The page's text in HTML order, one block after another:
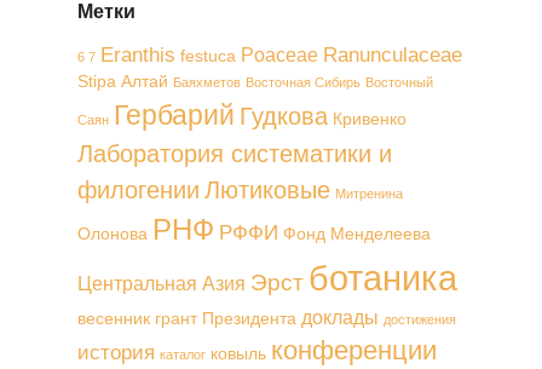
Метки
6 7 Eranthis festuca Poaceae Ranunculaceae
Stipa Алтай Баяхметов Восточная Сибирь Восточный
Саян Гербарий Гудкова Кривенко
Лаборатория систематики и
филогении Лютиковые Митренина
Олонова РНФ РФФИ Фонд Менделеева
Центральная Азия Эрст ботаника
весенник грант Президента доклады достижения
история каталог ковыль конференции